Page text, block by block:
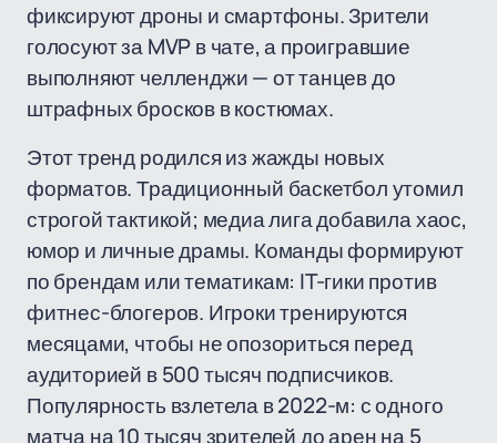
фиксируют дроны и смартфоны. Зрители
голосуют за MVP в чате, а проигравшие
выполняют челленджи — от танцев до
штрафных бросков в костюмах.
Этот тренд родился из жажды новых
форматов. Традиционный баскетбол утомил
строгой тактикой; медиа лига добавила хаос,
юмор и личные драмы. Команды формируют
по брендам или тематикам: IT-гики против
фитнес-блогеров. Игроки тренируются
месяцами, чтобы не опозориться перед
аудиторией в 500 тысяч подписчиков.
Популярность взлетела в 2022-м: с одного
матча на 10 тысяч зрителей до арен на 5